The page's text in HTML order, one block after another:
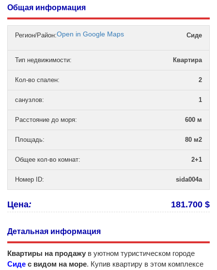
Общая информация
Регион/Район: Сиде
Open in Google Maps
Тип недвижимости: Квартира
Кол-во спален: 2
санузлов: 1
Расстояние до моря: 600 м
Площадь: 80 м2
Общее кол-во комнат: 2+1
Номер ID: sida004a
Цена: 181.700 $
Детальная информация
Квартиры на продажу в уютном туристическом городе
Сиде с видом на море. Купив квартиру в этом комплексе